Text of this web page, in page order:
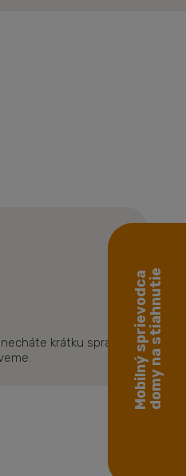
krátku správu
Mobilný sprievodcadomy na stiahnutie